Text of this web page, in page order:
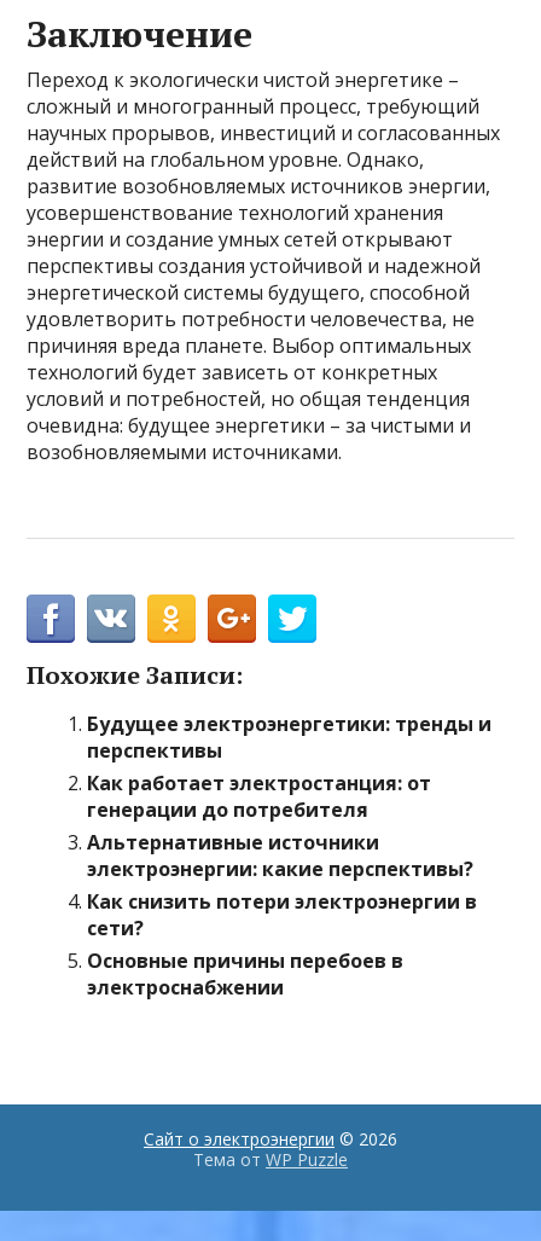
Заключение
Переход к экологически чистой энергетике –
сложный и многогранный процесс, требующий
научных прорывов, инвестиций и согласованных
действий на глобальном уровне. Однако,
развитие возобновляемых источников энергии,
усовершенствование технологий хранения
энергии и создание умных сетей открывают
перспективы создания устойчивой и надежной
энергетической системы будущего, способной
удовлетворить потребности человечества, не
причиняя вреда планете. Выбор оптимальных
технологий будет зависеть от конкретных
условий и потребностей, но общая тенденция
очевидна: будущее энергетики – за чистыми и
возобновляемыми источниками.
Похожие Записи:
Будущее электроэнергетики: тренды и
перспективы
Как работает электростанция: от
генерации до потребителя
Альтернативные источники
электроэнергии: какие перспективы?
Как снизить потери электроэнергии в
сети?
Основные причины перебоев в
электроснабжении
Сайт о электроэнергии © 2026
Тема от WP Puzzle